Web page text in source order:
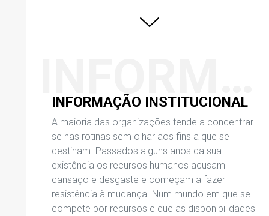
INFORMAÇÃO INSTITUCIONAL
A maioria das organizações tende a concentrar-
se nas rotinas sem olhar aos fins a que se
destinam. Passados alguns anos da sua
existência os recursos humanos acusam
cansaço e desgaste e começam a fazer
resistência à mudança. Num mundo em que se
compete por recursos e que as disponibilidades